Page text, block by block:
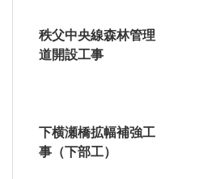
秩父中央線森林管理
道開設工事
下横瀬橋拡幅補強工
事（下部工）